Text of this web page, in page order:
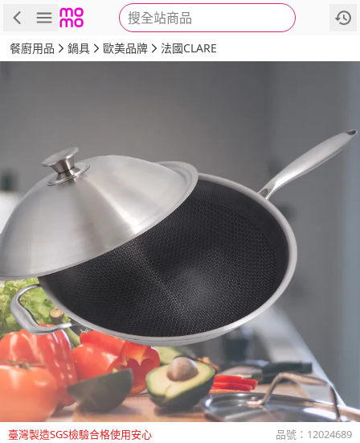
搜全站商品
商品 評價 詳情
餐廚用品 鍋具 歐美品牌 法國CLARE
臺灣製造SGS檢驗合格使用安心 品號： 12024689